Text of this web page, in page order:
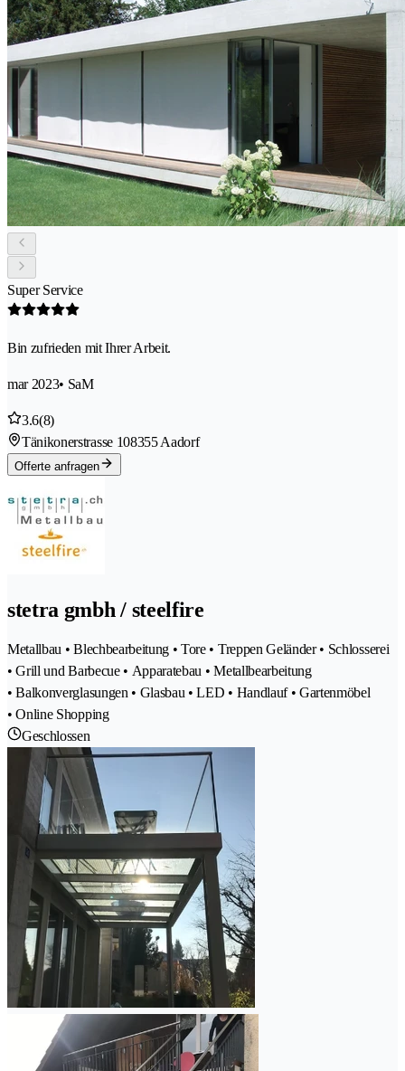
Super Service
Bin zufrieden mit Ihrer Arbeit.
mar 2023• SaM
3.6(8)
Tänikonerstrasse 108355 Aadorf
Offerte anfragen
stetra gmbh / steelfire
Metallbau • Blechbearbeitung • Tore • Treppen Geländer • Schlosserei
• Grill und Barbecue • Apparatebau • Metallbearbeitung
• Balkonverglasungen • Glasbau • LED • Handlauf • Gartenmöbel
• Online Shopping
Geschlossen